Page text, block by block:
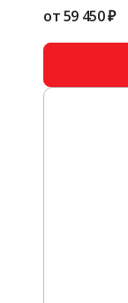
от59 450 ₽